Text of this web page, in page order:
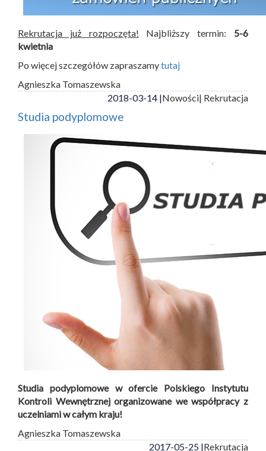
Rekrutacja już rozpoczęta! Najbliższy termin: 5-6
kwietnia
Po więcej szczegółów zapraszamytutaj
Agnieszka Tomaszewska
2018-03-14 |Nowości| Rekrutacja
Studia podyplomowe
Studia podyplomowe w ofercie Polskiego Instytutu
Kontroli Wewnętrznej organizowane we współpracy z
uczelniami w całym kraju!
Agnieszka Tomaszewska
2017-05-25 |Rekrutacja